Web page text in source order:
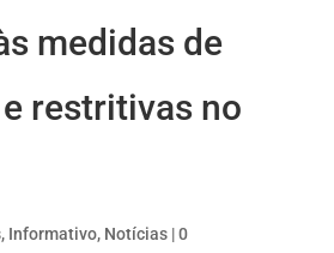
medidas de
restritivas no
, Informativo, Notícias|0